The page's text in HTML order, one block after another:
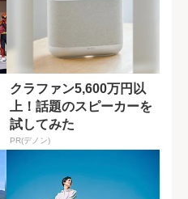
クラファン5,600万円以
上！話題のスピーカーを
試してみた
PR(デノン)